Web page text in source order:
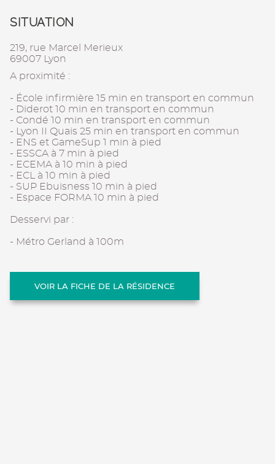
SITUATION
219, rue Marcel Merieux
69007 Lyon
A proximité :
- École infirmière 15 min en transport en commun
- Diderot 10 min en transport en commun
- Condé 10 min en transport en commun
- Lyon II Quais 25 min en transport en commun
- ENS et GameSup 1 min à pied
- ESSCA à 7 min à pied
- ECEMA à 10 min à pied
- ECL à 10 min à pied
- SUP Ebuisness 10 min à pied
- Espace FORMA 10 min à pied
Desservi par :
- Métro Gerland à 100m
VOIR LA FICHE DE LA RÉSIDENCE